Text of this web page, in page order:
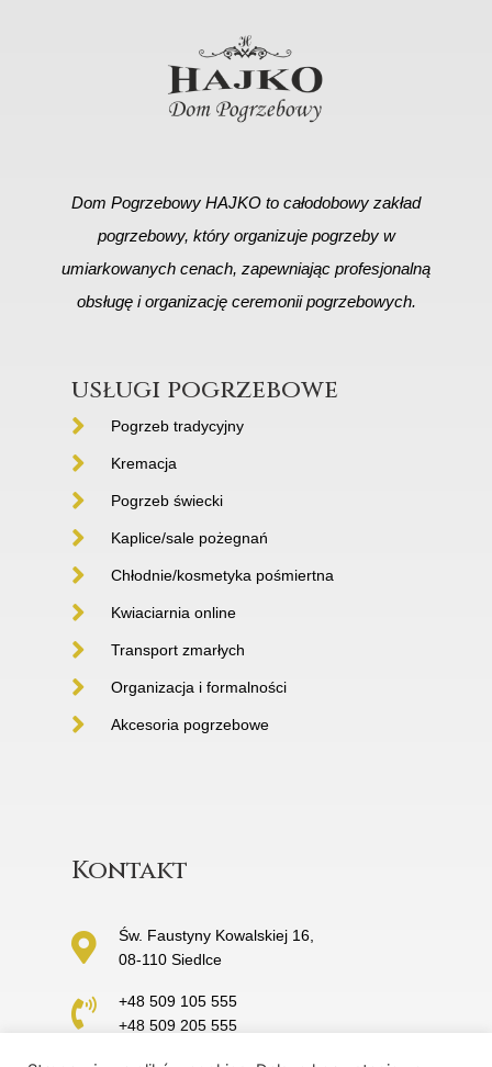
Dom Pogrzebowy HAJKO to całodobowy zakład
pogrzebowy, który organizuje pogrzeby w
umiarkowanych cenach, zapewniając profesjonalną
obsługę i organizację ceremonii pogrzebowych.
usługi pogrzebowe
Pogrzeb tradycyjny
Kremacja
Pogrzeb świecki
Kaplice/sale pożegnań
Chłodnie/kosmetyka pośmiertna
Kwiaciarnia online
Transport zmarłych
Organizacja i formalności
Akcesoria pogrzebowe
Kontakt
Św. Faustyny Kowalskiej 16,
08-110 Siedlce
+48 509 105 555
+48 509 205 555